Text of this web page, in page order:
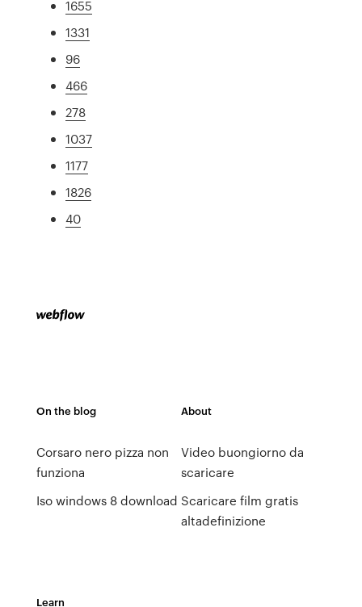
1655
1331
96
466
278
1037
1177
1826
40
On the blog
Corsaro nero pizza non
funziona
Iso windows 8 download
About
Video buongiorno da
scaricare
Scaricare film gratis
altadefinizione
Learn